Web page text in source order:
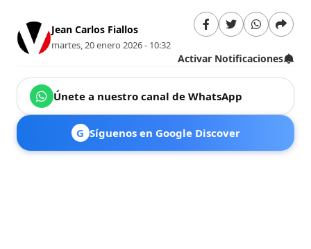
Jean Carlos Fiallos
martes, 20 enero 2026 - 10:32
Activar Notificaciones
Únete a nuestro canal de WhatsApp
G Síguenos en Google Discover